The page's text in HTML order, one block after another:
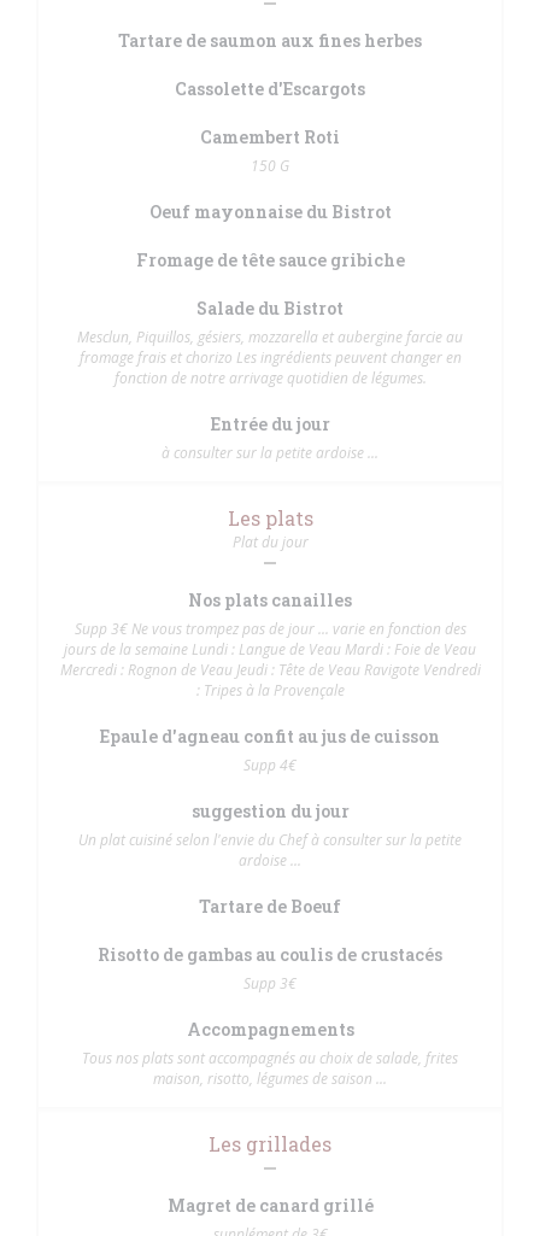
Tartare de saumon aux fines herbes
Cassolette d'Escargots
Camembert Roti
150 G
Oeuf mayonnaise du Bistrot
Fromage de tête sauce gribiche
Salade du Bistrot
Mesclun, Piquillos, gésiers, mozzarella et aubergine farcie au
fromage frais et chorizo Les ingrédients peuvent changer en
fonction de notre arrivage quotidien de légumes.
Entrée du jour
à consulter sur la petite ardoise ...
Les plats
Plat du jour
Nos plats canailles
Supp 3€ Ne vous trompez pas de jour ... varie en fonction des
jours de la semaine Lundi : Langue de Veau Mardi : Foie de Veau
Mercredi : Rognon de Veau Jeudi : Tête de Veau Ravigote Vendredi
: Tripes à la Provençale
Epaule d'agneau confit au jus de cuisson
Supp 4€
suggestion du jour
Un plat cuisiné selon l'envie du Chef à consulter sur la petite
ardoise ...
Tartare de Boeuf
Risotto de gambas au coulis de crustacés
Supp 3€
Accompagnements
Tous nos plats sont accompagnés au choix de salade, frites
maison, risotto, légumes de saison ...
Les grillades
Magret de canard grillé